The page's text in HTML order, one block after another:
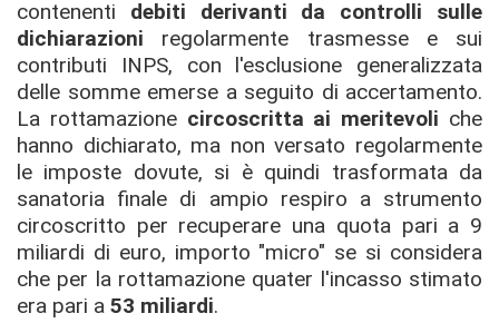
contenenti debiti derivanti da controlli sulle
dichiarazioni regolarmente trasmesse e sui
contributi INPS, con l'esclusione generalizzata
delle somme emerse a seguito di accertamento.
La rottamazione circoscritta ai meritevoli che
hanno dichiarato, ma non versato regolarmente
le imposte dovute, si è quindi trasformata da
sanatoria finale di ampio respiro a strumento
circoscritto per recuperare una quota pari a 9
miliardi di euro, importo "micro" se si considera
che per la rottamazione quater l'incasso stimato
era pari a 53 miliardi.